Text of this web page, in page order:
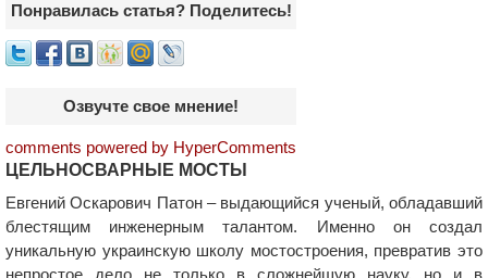
Понравилась статья? Поделитесь!
Озвучте свое мнение!
comments powered by HyperComments
ЦЕЛЬНОСВАРНЫЕ МОСТЫ
Евгений Оскарович Патон – выдающийся ученый, обладавший
блестящим инженерным талантом. Именно он создал
уникальную украинскую школу мостостроения, превратив это
непростое дело не только в сложнейшую науку, но и в